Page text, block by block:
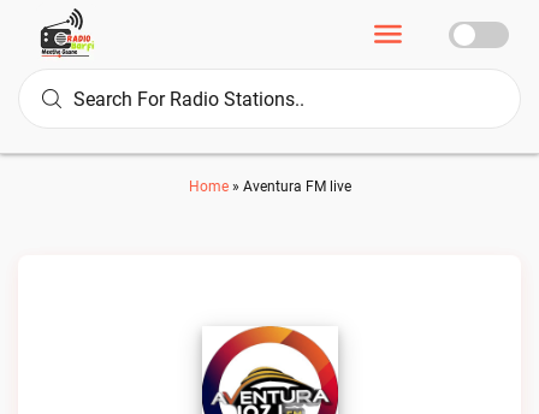
Home» Aventura FM live